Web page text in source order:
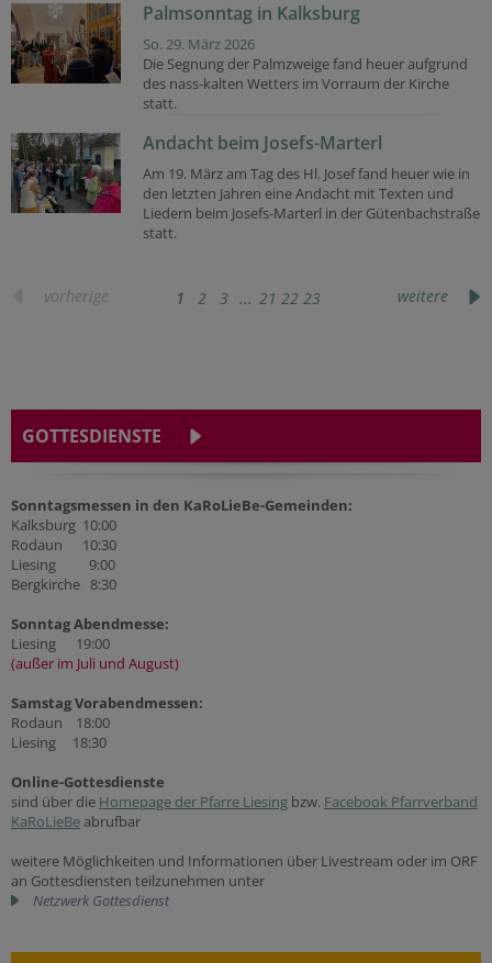
Palmsonntag in Kalksburg
So. 29. März 2026
Die Segnung der Palmzweige fand heuer aufgrund
des nass-kalten Wetters im Vorraum der Kirche
statt.
Andacht beim Josefs-Marterl
Am 19. März am Tag des Hl. Josef fand heuer wie in
den letzten Jahren eine Andacht mit Texten und
Liedern beim Josefs-Marterl in der Gütenbachstraße
statt.
vorherige 1 2 3 ... 21 22 23 weitere
GOTTESDIENSTE
Sonntagsmessen in den KaRoLieBe-Gemeinden:
Kalksburg 10:00
Rodaun 10:30
Liesing 9:00
Bergkirche 8:30
Sonntag Abendmesse:
Liesing 19:00
(außer im Juli und August)
Samstag Vorabendmessen:
Rodaun 18:00
Liesing 18:30
Online-Gottesdienste
sind über die Homepage der Pfarre Liesing bzw. Facebook Pfarrverband
KaRoLieBeabrufbar
weitere Möglichkeiten und Informationen über Livestream oder im ORF
an Gottesdiensten teilzunehmen unter
Netzwerk Gottesdienst